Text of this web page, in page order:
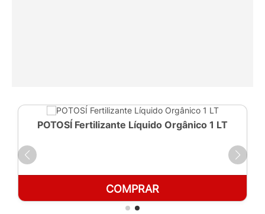
POTOSÍ Fertilizante Líquido Orgânico 1 LT
COMPRAR